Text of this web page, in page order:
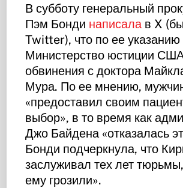
В субботу генеральный
Пэм Бонди написалав X
Twitter), что по ее указанию
Министерство юстиции
обвинения с доктора
Мура. По ее мнению,
«предоставил своим
выбор», в то время как
Джо Байдена «отказалась
Бонди подчеркнула, что
заслуживал тех лет
ему грозили».